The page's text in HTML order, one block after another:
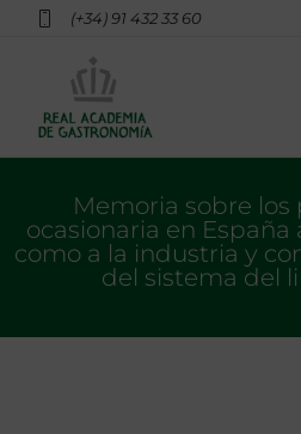
(+34) 91 432 33 60
Memoria sobre los
ocasionaria en España
como a la industria y
del sistema del